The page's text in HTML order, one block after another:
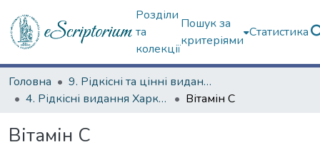
Розділи
та
колекції
Пошук за
критеріями
Статистика
Головна
9. Рідкісні та цінні видання
4. Рідкісні видання Харкова ХХ ст.
Вітамін С
Вітамін С